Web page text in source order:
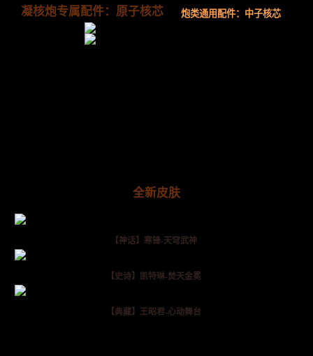
凝核炮专属配件：原子核芯 炮类通用配件：中子核芯
全新皮肤
【神话】寒锋-天穹武神
【史诗】凯特琳-焚天金冕
【典藏】王昭君-心动舞台